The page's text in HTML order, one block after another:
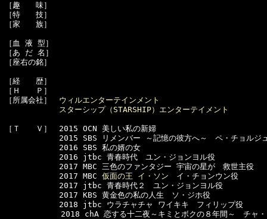
［趣　　味］
［特　　技］
［家　　族］
［血 液 型］
［あ だ 名］
［座右の銘］
［経　　歴］
［Ｈ　　Ｐ］
［所属会社］ ウィルエンターテインメント
スターシップ（STARSHIP）エンターテイメント
［Ｔ　　Ｖ］　2015 OCN 美しい私の新婦
2015 SBS リメンバー ～記憶の彼方へ～　ペ・チョルジ
2016 SBS 私の婿の女
2016 jtbc 青春時代　ユン・ジョンヨル役
2017 MBC 三色のファンタジー 宇宙の星が　救世主役
2017 MBC 仮面の王 イ・ソン イ・チョンウン役
2017 jtbc 青春時代２　ユン・ジョンヨル役
2017 KBS 黄金色の私の人生　ソ・ジホ役
2018 jtbc ウラチャチャ ワイキキ　フィリップ役
　　　　　　2018 chA 恋する十二夜～キミとボクの８年間～　チャ